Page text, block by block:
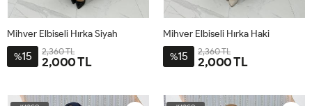
XL- 2XL- 3XL- 4XL-
Mihver Elbiseli Hırka Siyah
%15 2,360 TL
2,000 TL
XL- 2XL- 3XL- 4XL-
Mihver Elbiseli Hırka Haki
%15 2,360 TL
2,000 TL